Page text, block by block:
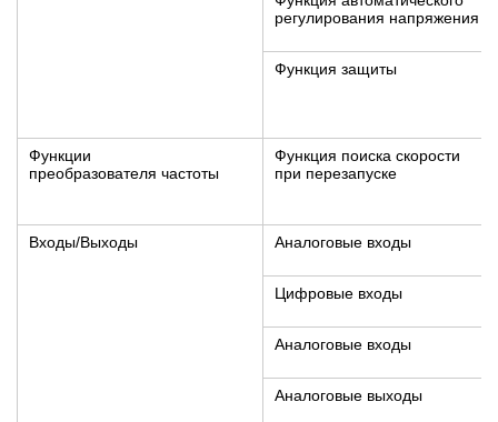
регулирования напряжения
Функция защиты
Функции
преобразователя частоты
Функция поиска скорости
при перезапуске
Входы/Выходы Аналоговые входы
Цифровые входы
Аналоговые входы
Аналоговые выходы